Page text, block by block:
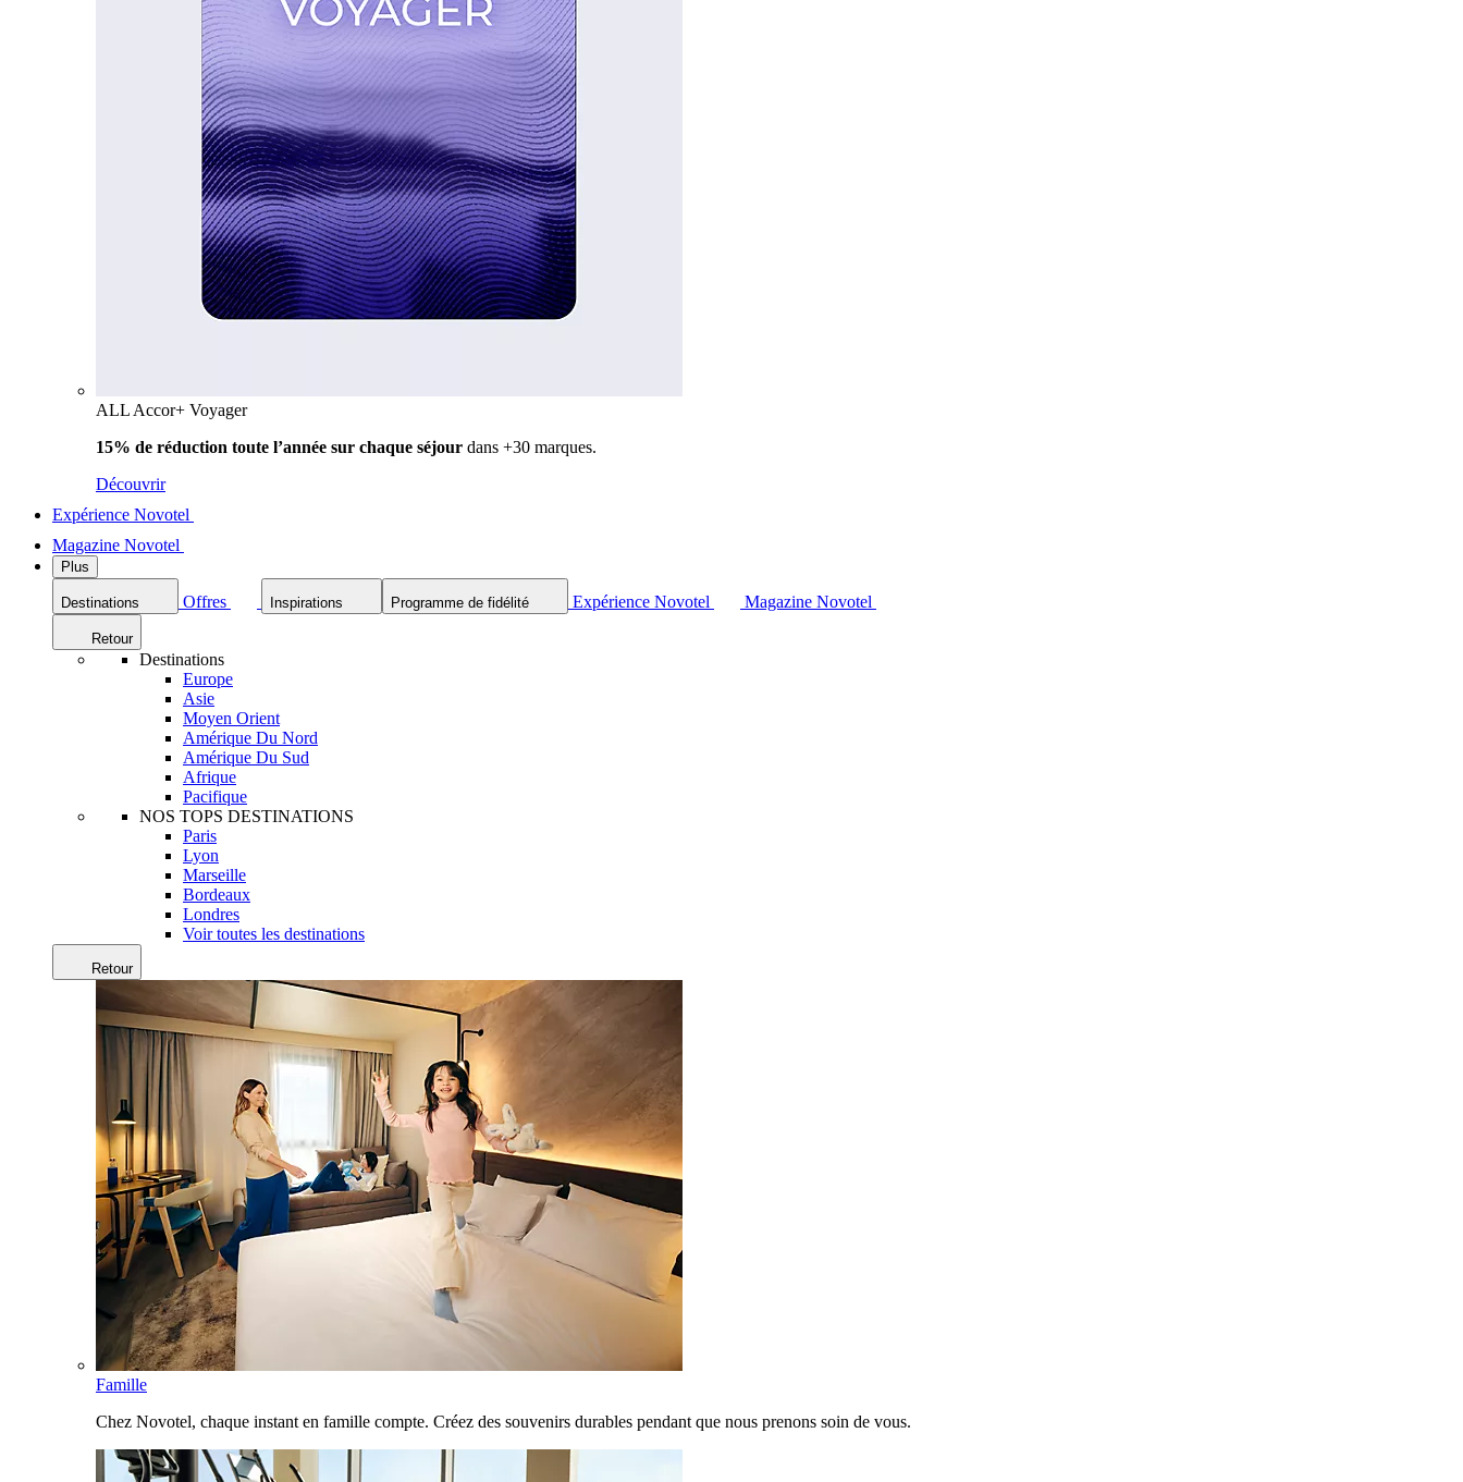
ALL Accor+ Voyager
15% de réduction toute l’année sur chaque séjour dans +30 marques.
Découvrir
Expérience Novotel
Magazine Novotel
Plus
Destinations Offres Inspirations Programme de fidélité Expérience Novotel Magazine Novotel
Retour
Destinations
Europe
Asie
Moyen Orient
Amérique Du Nord
Amérique Du Sud
Afrique
Pacifique
NOS TOPS DESTINATIONS
Paris
Lyon
Marseille
Bordeaux
Londres
Voir toutes les destinations
Retour
Famille
Chez Novotel, chaque instant en famille compte. Créez des souvenirs durables pendant que nous prenons soin de vous.